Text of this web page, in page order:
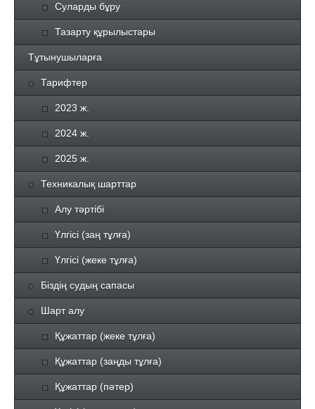
Суларды бұру
Тазарту құрылыстары
Тұтынушыларға
Тарифтер
2023 ж.
2024 ж.
2025 ж.
Техникалық шарттар
Алу тәртібі
Үлгісі (заң тұлға)
Үлгісі (жеке тұлға)
Біздің судың сапасы
Шарт алу
Құжаттар (жеке тұлға)
Құжаттар (заңды тұлға)
Құжаттар (пәтер)